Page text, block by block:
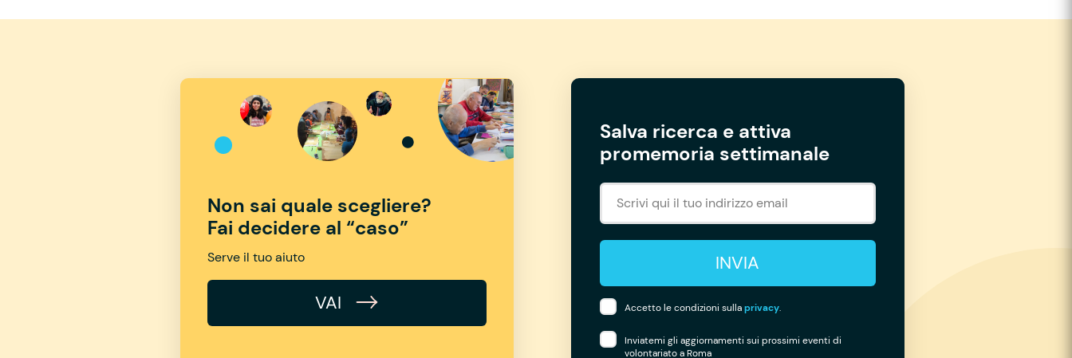
Non sai quale scegliere?
Fai decidere al “caso”
Serve il tuo aiuto
VAI
Salva ricerca e attiva
promemoria settimanale
INVIA
Accetto le condizioni sullaprivacy.
Inviatemi gli aggiornamenti sui prossimi eventi di
volontariato a Roma